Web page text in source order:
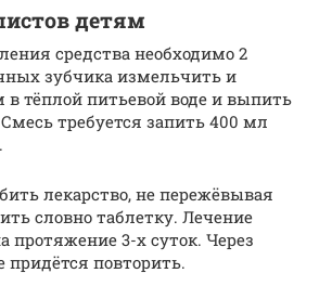
детям
средства необходимо 2
зубчика измельчить и
в тёплой питьевой воде и выпить
требуется запить 400 мл
лекарство, не пережёвывая
словно таблетку. Лечение
протяжение 3-х суток. Через
повторить.